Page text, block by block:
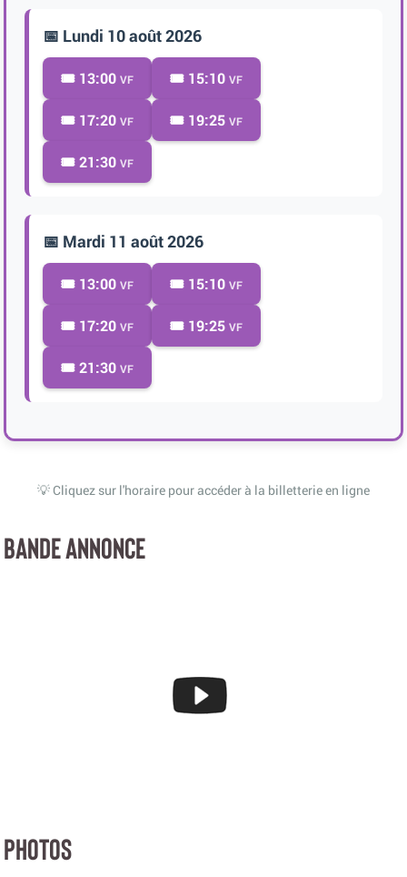
📅 Lundi 10 août 2026
🎟️ 13:00 VF 🎟️ 15:10 VF
🎟️ 17:20 VF 🎟️ 19:25 VF
🎟️ 21:30 VF
📅 Mardi 11 août 2026
🎟️ 13:00 VF 🎟️ 15:10 VF
🎟️ 17:20 VF 🎟️ 19:25 VF
🎟️ 21:30 VF
💡 Cliquez sur l'horaire pour accéder à la billetterie en ligne
BANDE ANNONCE
PHOTOS